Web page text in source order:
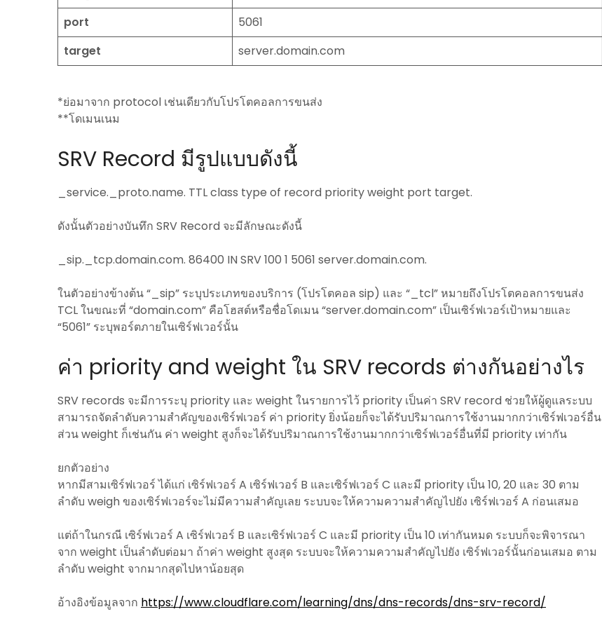
port
5061
target
server.domain.com
*ย่อมาจาก protocol เช่นเดียวกับโปรโตคอลการขนส่ง
**โดเมนเนม
SRV Record มีรูปแบบดังนี้
_service._proto.name. TTL class type of record priority weight port target.
ดังนั้นตัวอย่างบันทึก SRV Record จะมีลักษณะดังนี้
_sip._tcp.domain.com. 86400 IN SRV 100 1 5061 server.domain.com.
ในตัวอย่างข้างต้น “_sip” ระบุประเภทของบริการ (โปรโตคอล sip) และ “_tcl” หมายถึงโปรโตคอลการขนส่ง
TCL ในขณะที่ “domain.com” คือโฮสต์หรือชื่อโดเมน “server.domain.com” เป็นเซิร์ฟเวอร์เป้าหมายและ
“5061” ระบุพอร์ตภายในเซิร์ฟเวอร์นั้น
ค่า priority and weight ใน SRV records ต่างกันอย่างไร
SRV records จะมีการระบุ priority และ weight ในรายการไว้ priority เป็นค่า SRV record ช่วยให้ผู้ดูแลระบบ
สามารถจัดลำดับความสำคัญของเซิร์ฟเวอร์ ค่า priority ยิ่งน้อยก็จะได้รับปริมาณการใช้งานมากกว่าเซิร์ฟเวอร์อื่น
ส่วน weight ก็เช่นกัน ค่า weight สูงก็จะได้รับปริมาณการใช้งานมากกว่าเซิร์ฟเวอร์อื่นที่มี priority เท่ากัน
ยกตัวอย่าง
หากมีสามเซิร์ฟเวอร์ ได้แก่ เซิร์ฟเวอร์ A เซิร์ฟเวอร์ B และเซิร์ฟเวอร์ C และมี priority เป็น 10, 20 และ 30 ตาม
ลำดับ weigh ของเซิร์ฟเวอร์จะไม่มีความสำคัญเลย ระบบจะให้ความความสำคัญไปยัง เซิร์ฟเวอร์ A ก่อนเสมอ
แต่ถ้าในกรณี เซิร์ฟเวอร์ A เซิร์ฟเวอร์ B และเซิร์ฟเวอร์ C และมี priority เป็น 10 เท่ากันหมด ระบบก็จะพิจารณา
จาก weight เป็นลำดับต่อมา ถ้าค่า weight สูงสุด ระบบจะให้ความความสำคัญไปยัง เซิร์ฟเวอร์นั้นก่อนเสมอ ตาม
ลำดับ weight จากมากสุดไปหาน้อยสุด
อ้างอิงข้อมูลจาก https://www.cloudflare.com/learning/dns/dns-records/dns-srv-record/